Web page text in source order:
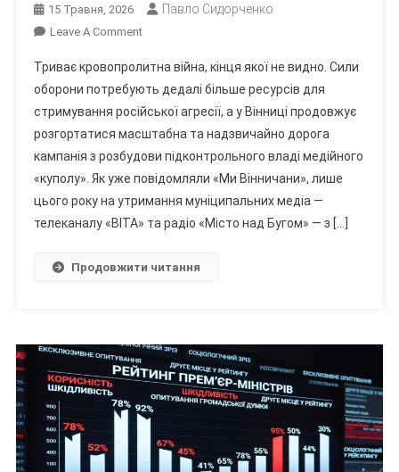
15 Травня, 2026 Павло Сидорченко
Leave A CommentOn
Мерія
Змінює
Медіаобслугу:
Чи
Стане
Телеканал
Місцевим
Триває кровопролитна війна, кінця якої не видно. Сили
оборони потребують дедалі більше ресурсів для
стримування російської агресії, а у Вінниці продовжує
розгортатися масштабна та надзвичайно дорога
кампанія з розбудови підконтрольного владі медійного
«куполу». Як уже повідомляли «Ми Вінничани», лише
цього року на утримання муніципальних медіа —
телеканалу «ВІТА» та радіо «Місто над Бугом» — з […]
Продовжити читання